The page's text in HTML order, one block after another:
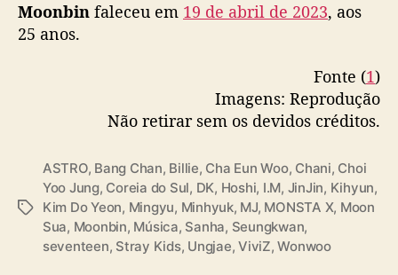
d
Moonbin faleceu em 19 de abril de 2023, aos
25 anos.
Fonte (1)
Imagens: Reprodução
Não retirar sem os devidos créditos.
T
ASTRO, Bang Chan, Billie, Cha Eun Woo, Chani, Choi
Yoo Jung, Coreia do Sul, DK, Hoshi, I.M, JinJin, Kihyun,
Kim Do Yeon, Mingyu, Minhyuk, MJ, MONSTA X, Moon
Sua, Moonbin, Música, Sanha, Seungkwan,
seventeen, Stray Kids, Ungjae,ViviZ,Wonwoo